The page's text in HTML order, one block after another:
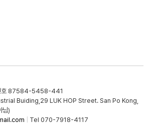
호 87584-5458-441
Buiding,29 LUK HOP Street. San Po Kong,
님)
Tel 070-7918-4117